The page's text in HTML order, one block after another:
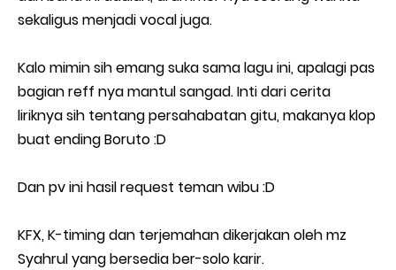
sekaligus menjadi vocal juga.
Kalo mimin sih emang suka sama lagu ini, apalagi pas
bagian reff nya mantul sangad. Inti dari cerita
liriknya sih tentang persahabatan gitu, makanya klop
buat ending Boruto :D
Dan pv ini hasil request teman wibu :D
KFX, K-timing dan terjemahan dikerjakan oleh mz
Syahrul yang bersedia ber-solo karir.